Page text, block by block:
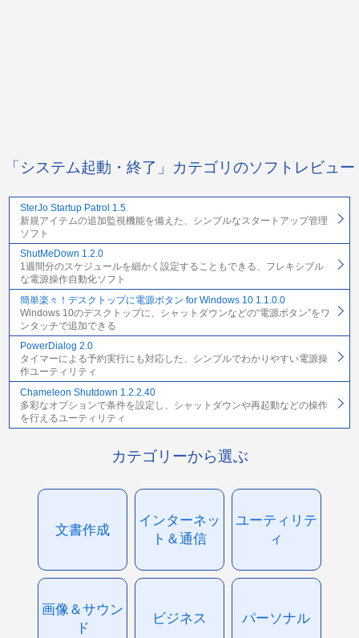
「システム起動・終了」カテゴリのソフトレビュー
SterJo Startup Patrol 1.5
新規アイテムの追加監視機能を備えた、シンプルなスタートアップ管理
ソフト
ShutMeDown 1.2.0
1週間分のスケジュールを細かく設定することもできる、フレキシブル
な電源操作自動化ソフト
簡単楽々！デスクトップに電源ボタン for Windows 10 1.1.0.0
Windows 10のデスクトップに、シャットダウンなどの“電源ボタン”をワ
ンタッチで追加できる
PowerDialog 2.0
タイマーによる予約実行にも対応した、シンプルでわかりやすい電源操
作ユーティリティ
Chameleon Shutdown 1.2.2.40
多彩なオプションで条件を設定し、シャットダウンや再起動などの操作
を行えるユーティリティ
カテゴリーから選ぶ
文書作成
インターネッ
ト＆通信
ユーティリテ
ィ
画像＆サウン
ド
ビジネス パーソナル